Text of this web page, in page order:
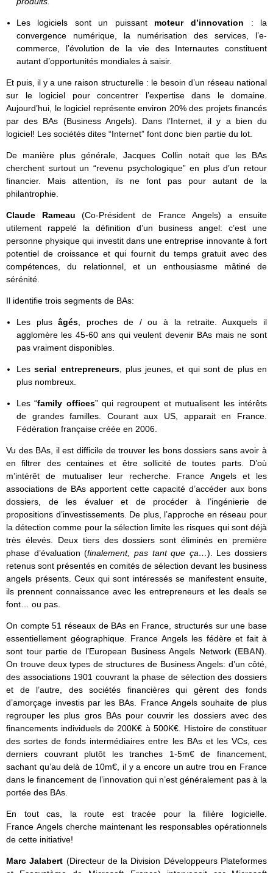
Les logiciels sont un puissant moteur d’innovation : la
convergence numérique, la numérisation des services, l’e-
commerce, l’évolution de la vie des Internautes constituent
autant d’opportunités mondiales à saisir.
Et puis, il y a une raison structurelle : le besoin d’un réseau national
sur le logiciel pour concentrer l’expertise dans le domaine.
Aujourd’hui, le logiciel représente environ 20% des projets financés
par des BAs (Business Angels). Dans l’Internet, il y a bien du
logiciel! Les sociétés dites “Internet” font donc bien partie du lot.
De manière plus générale, Jacques Collin notait que les BAs
cherchent surtout un “revenu psychologique” en plus d’un retour
financier. Mais attention, ils ne font pas pour autant de la
philantrophie.
Claude Rameau(Co-Président de France Angels) a ensuite
utilement rappelé la définition d’un business angel: c’est une
personne physique qui investit dans une entreprise innovante à fort
potentiel de croissance et qui fournit du temps gratuit avec des
compétences, du relationnel, et un enthousiasme mâtiné de
sérénité.
Il identifie trois segments de BAs:
Les plusâgés , proches de / ou à la retraite. Auxquels il
agglomère les 45-60 ans qui veulent devenir BAs mais ne sont
pas vraiment disponibles.
Lesserial entrepreneurs, plus jeunes, et qui sont de plus en
plus nombreux.
Les “family offices” qui regroupent et mutualisent les intérêts
de grandes familles. Courant aux US, apparait en France.
Fédération française créée en 2006.
Vu des BAs, il est difficile de trouver les bons dossiers sans avoir à
en filtrer des centaines et être sollicité de toutes parts. D’où
m’intérêt de mutualiser leur recherche. France Angels et les
associations de BAs apportent cette capacité d’accéder aux bons
dossiers, de les évaluer et de procéder à l’ingénierie de
propositions d’investissements. De plus, l’approche en réseau pour
la détection comme pour la sélection limite les risques qui sont déjà
très élevés. Deux tiers des dossiers sont éliminés en première
phase d’évaluation (finalement, pas tant que ça…). Les dossiers
retenus sont présentés en comités de sélection devant les business
angels présents. Ceux qui sont intéressés se manifestent ensuite,
ils prennent connaissance avec les entrepreneurs et les deals se
font… ou pas.
On compte 51 réseaux de BAs en France, structurés sur une base
essentiellement géographique. France Angels les fédère et fait à
sont tour partie de l’European Business Angels Network (EBAN).
On trouve deux types de structures de Business Angels: d’un côté,
des associations 1901 couvrant la phase de sélection des dossiers
et de l’autre, des sociétés financières qui gèrent des fonds
d’amorçage investis par les BAs. France Angels souhaite de plus
regrouper les plus gros BAs pour couvrir les dossiers avec des
financements individuels de 200K€ à 500K€. Histoire de constituer
des sortes de fonds intermédiaires entre les BAs et les VCs, ces
derniers couvrant plutôt les tranches 1-5m€ de financement,
sachant qu’au delà de 10m€, il y a encore un autre trou en France
dans le financement de l’innovation qui n’est généralement pas à la
portée des BAs.
En tout cas, la route est tracée pour la filière logicielle.
France Angels cherche maintenant les responsables opérationnels
de cette initiative!
Marc Jalabert (Directeur de la Division Développeurs Plateformes